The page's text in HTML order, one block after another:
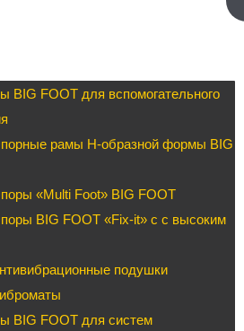
BIG FOOT для вспомогательного
рамы H-образной формы BIG
«Multi Foot» BIG FOOT
BIG FOOT «Fix-it» c с высоким
подушки
BIG FOOT для систем